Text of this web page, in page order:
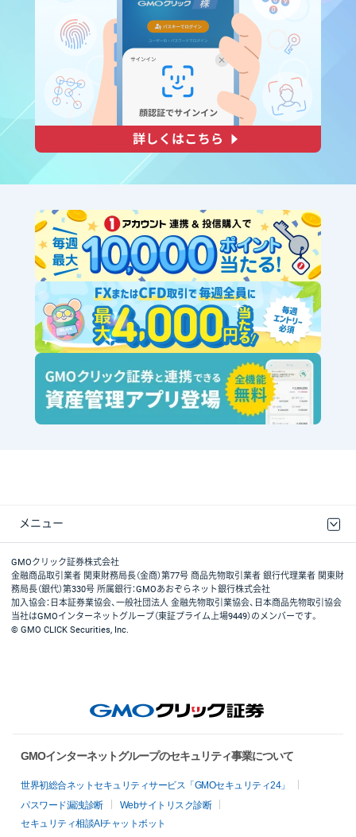
メニュー
取引規程・約款
最良執行方針
ディスクレイマー
リスク説明
GMOクリック証券ホームページ
GMOクリック証券株式会社
金融商品取引業者 関東財務局長（金商）第77号 商品先物取引業者 銀行代理業者 関東財
務局長（銀代）第330号 所属銀行：GMOあおぞらネット銀行株式会社
加入協会：日本証券業協会、一般社団法人 金融先物取引業協会、日本商品先物取引協会
当社はGMOインターネットグループ（東証プライム上場9449）のメンバーです。
© GMO CLICK Securities, Inc.
GMOインターネットグループのセキュリティ事業について
世界初総合ネットセキュリティサービス「GMOセキュリティ24」
パスワード漏洩診断
Webサイトリスク診断
セキュリティ相談AIチャットボット